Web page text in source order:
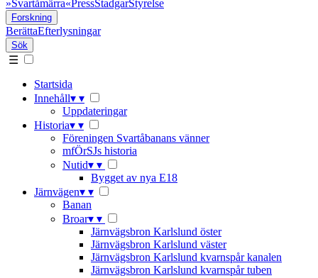
»Svartåmärra«PressStadgarStyrelse
Forskning
BerättaEfterlysningar
Sök
☰
Startsida
Innehåll▾ ▾
Uppdateringar
Historia▾ ▾
Föreningen Svartåbanans vänner
mfÖrSJs historia
Nutid▾ ▾
Bygget av nya E18
Järnvägen▾ ▾
Banan
Broar▾ ▾
Järnvägsbron Karlslund öster
Järnvägsbron Karlslund väster
Järnvägsbron Karlslund kvarnspår kanalen
Järnvägsbron Karlslund kvarnspår tuben